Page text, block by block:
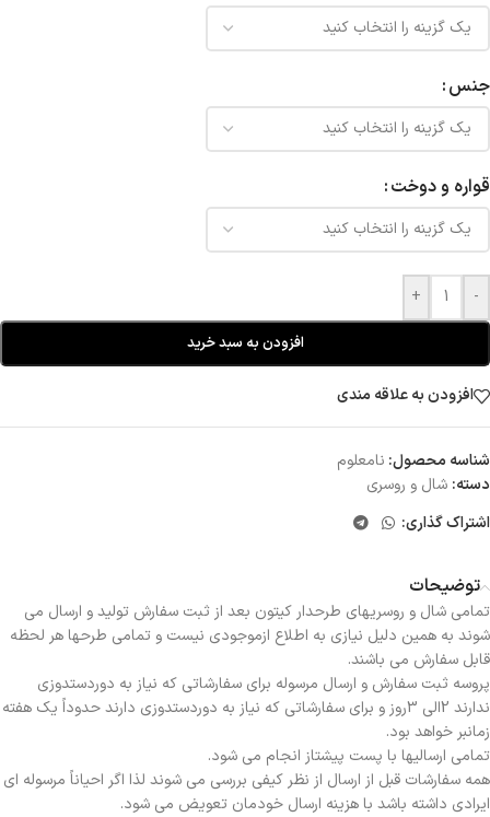
جنس
قواره و دوخت
-
+
افزودن به سبد خرید
افزودن به علاقه مندی
شناسه محصول: نامعلوم
دسته: شال و روسری
اشتراک گذاری:
توضیحات
تمامی شال و روسریهای طرحدار کیتون بعد از ثبت سفارش تولید و ارسال می
شوند به همین دلیل نیازی به اطلاع ازموجودی نیست و تمامی طرحها هر لحظه
قابل سفارش می باشند.
پروسه ثبت سفارش و ارسال مرسوله برای سفارشاتی که نیاز به دوردستدوزی
ندارند 2الی 3روز و برای سفارشاتی که نیاز به دوردستدوزی دارند حدوداً یک هفته
زمانبر خواهد بود.
تمامی ارسالیها با پست پیشتاز انجام می شود.
همه سفارشات قبل از ارسال از نظر کیفی بررسی می شوند لذا اگر احیاناً مرسوله ای
ایرادی داشته باشد با هزینه ارسال خودمان تعویض می شود.